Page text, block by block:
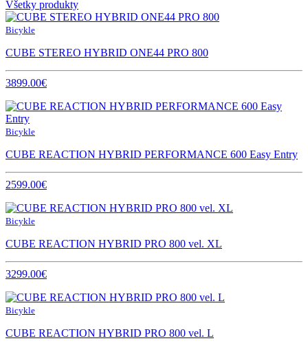
Všetky produkty
Bicykle
CUBE STEREO HYBRID ONE44 PRO 800
3899.00€
Bicykle
CUBE REACTION HYBRID PERFORMANCE 600 Easy Entry
2599.00€
Bicykle
CUBE REACTION HYBRID PRO 800 vel. XL
3299.00€
Bicykle
CUBE REACTION HYBRID PRO 800 vel. L